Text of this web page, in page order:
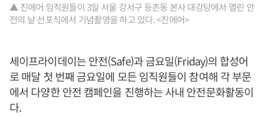
▲ 진에어 임직원들이 3일 서울 강서구 등촌동 본사 대강당에서 열린 안
전의 날 선포식에서 기념촬영을 하고 있다. <진에어>
세이프라이데이는 안전(Safe)과 금요일(Friday)의 합성어
로 매달 첫 번째 금요일에 모든 임직원들이 참여해 각 부문
에서 다양한 안전 캠페인을 진행하는 사내 안전문화활동이
다.